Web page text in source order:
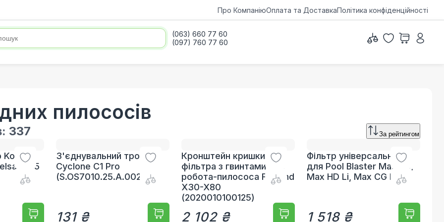
Про КомпаніюОплата та ДоставкаПолітика конфіденційності
(063) 660 77 60
(097) 760 77 60
пилососів
337 За рейтингом
Kokido
EV15
З'єднувальний трос
Cyclone C1 Pro
(S.OS7010.25.A.002)
131 ₴
Кронштейн кришки
фільтра з гвинтами для
робота-пилососа Fairland
X30-X80
(2020010100125)
2 102 ₴
Фільтр універсальний
для Pool Blaster Max HD,
Max HD Li, Max CG Li
1 518 ₴